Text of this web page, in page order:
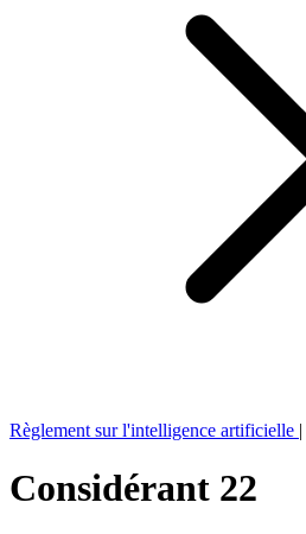
Règlement sur l'intelligence artificielle |
Considérant 22